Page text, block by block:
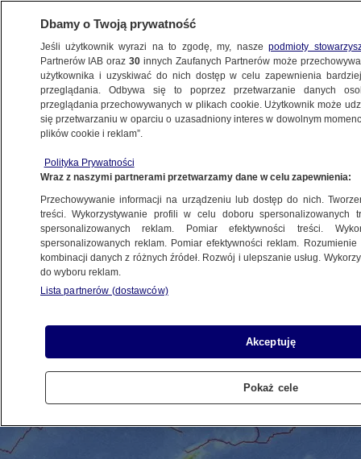
METEO
NAJNOWSZE
Chile
20.05.2013, 12:52
Udostępnij
Dbamy o Twoją prywatność
Jeśli użytkownik wyrazi na to zgodę, my, naszepodmioty
Partnerów IAB oraz30 innych Zaufanych Partnerów może
użytkownika i uzyskiwać do nich dostęp w celu zapewnienia
przeglądania. Odbywa się to poprzez przetwarzanie danych
przeglądania przechowywanych w plikach cookie. Użytkownik może
się przetwarzaniu w oparciu o uzasadniony interes w dowolnym
plików cookie i reklam”.
Polityka Prywatności
Wraz z naszymi partnerami przetwarzamy dane w celu zapewnienia:
Przechowywanie informacji na urządzeniu lub dostęp do nich.
treści. Wykorzystywanie profili w celu doboru spersonalizowanych
spersonalizowanych reklam. Pomiar efektywności treści.
spersonalizowanych reklam. Pomiar efektywności reklam.
kombinacji danych z różnych źródeł. Rozwój i ulepszanie usług.
do wyboru reklam.
Lista partnerów (dostawców)
Akceptuję
Pokaż cele